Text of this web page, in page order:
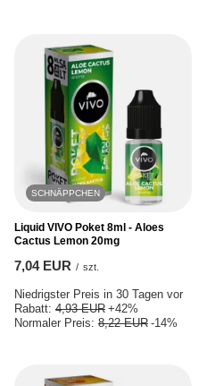
SCHNÄPPCHEN
Liquid VIVO Poket 8ml - Aloes
Cactus Lemon 20mg
7,04 EUR / szt.
Niedrigster Preis in 30 Tagen vor
Rabatt: 4,93 EUR +42%
Normaler Preis: 8,22 EUR -14%